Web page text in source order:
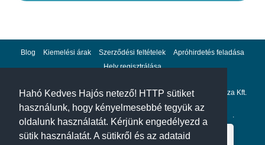
Hahó Kedves Hajós netező! HTTP sütiket
használunk, hogy kényelmesebbé tegyük az
oldalunk használatát. Kérjünk engedélyezd a
sütik használatát. A sütikről és az adataid
Blog Kiemelési árak Szerződési feltételek
Apróhirdetés feladása
Hely regisztrálása
Adatvédelem Impresszum A hahohajo.hu kiadója a GlobalPlaza Kft.
A hahohajo.hu online bankkártyás fizetési partnere az .